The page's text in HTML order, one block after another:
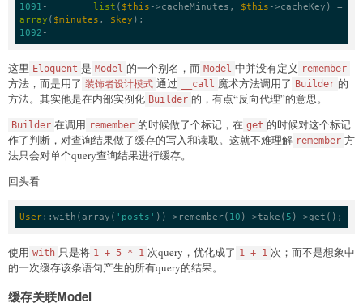
1091 - list ( $this ->cacheMinutes, $this
array ( $minutes , $key
1092 -
这里 Eloquent 是 Model 的一个别名，而 Model 中并没有定义 remember
方法，而是用了 装饰者设计模式 通过 __call 魔术方法调用了 Builder 的
方法。其实他是在内部实例化 Builder 的，有点“反向代理”的意思。
Builder 在调用 remember 的时候做了个标记，在 get 的时候对这个标记
作了判断，对查询结果做了缓存的写入和读取。这就不难理解 remember 方
法只会对单个query查询结果进行缓存。
回头看
User:: with (array( 'posts' )) -> remember( 10 ) ->take (5 ) ->get();
使用 with 只是将 1 + 5 * 1 次query，优化成了 1 + 1 次；而不是想象中
的一次缓存该条语句产生的所有query的结果。
缓存关联Model